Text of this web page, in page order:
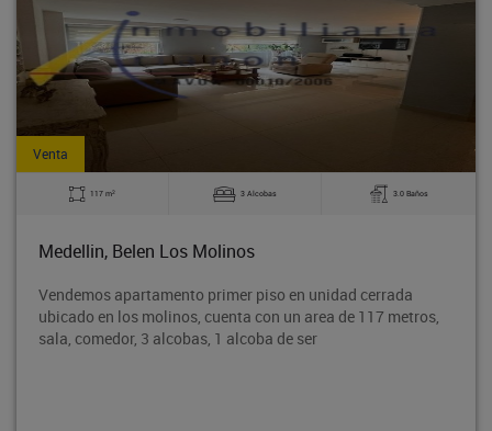
Venta
117 m2 3 Alcobas 3.0 Baños
Medellin, Belen Los Molinos
Vendemos apartamento primer piso en unidad cerrada
ubicado en los molinos, cuenta con un area de 117 metros,
sala, comedor, 3 alcobas, 1 alcoba de ser